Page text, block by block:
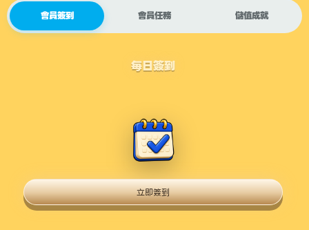
會員簽到 會員任務 儲值成就
每日簽到
立即簽到